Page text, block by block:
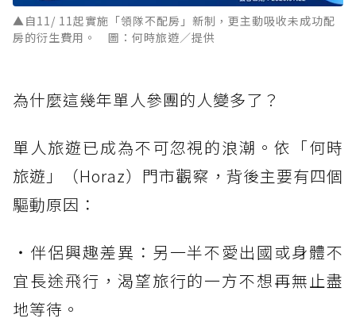
▲自11/ 11起實施「領隊不配房」新制，更主動吸收未成功配
房的衍生費用。 圖：何時旅遊／提供
為什麼這幾年單人參團的人變多了？
單人旅遊已成為不可忽視的浪潮。依「何時
旅遊」（Horaz）門市觀察，背後主要有四個
驅動原因：
・伴侶興趣差異：另一半不愛出國或身體不
宜長途飛行，渴望旅行的一方不想再無止盡
地等待。